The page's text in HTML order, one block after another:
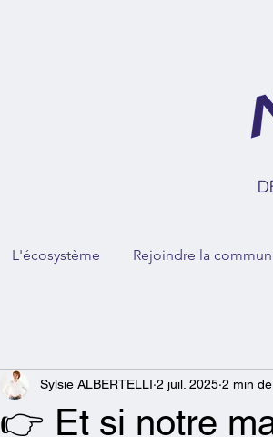
L'écosystème Rejoindre la
👉 Et si notre
Sylsie ALBERTELLI 2 juil. 2025 2 min